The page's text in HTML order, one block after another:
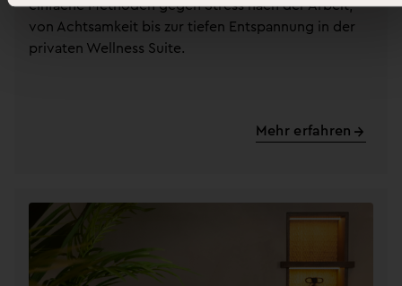
einfache Methoden gegen Stress nach der Arbeit,
von Achtsamkeit bis zur tiefen Entspannung in der
privaten Wellness Suite.
Mehr erfahren